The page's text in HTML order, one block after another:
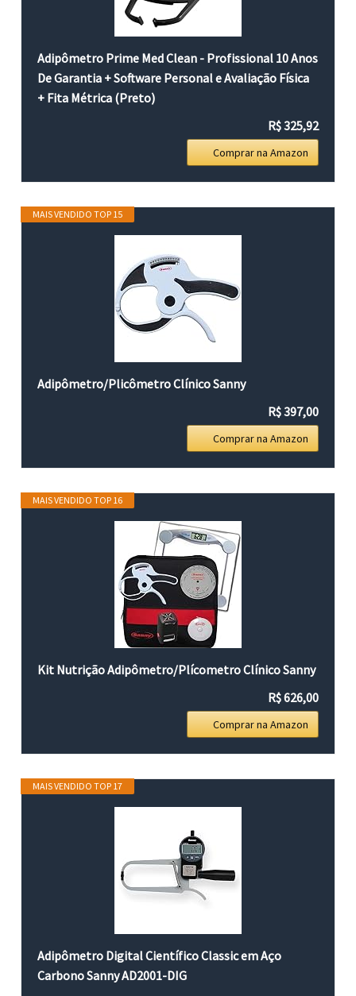
Adipômetro Prime Med Clean - Profissional 10 Anos
De Garantia + Software Personal e Avaliação Física
+ Fita Métrica (Preto)
R$ 325,92
Comprar na Amazon
MAIS VENDIDO TOP 15
Adipômetro/Plicômetro Clínico Sanny
R$ 397,00
Comprar na Amazon
MAIS VENDIDO TOP 16
Kit Nutrição Adipômetro/Plícometro Clínico Sanny
R$ 626,00
Comprar na Amazon
MAIS VENDIDO TOP 17
Adipômetro Digital Científico Classic em Aço
Carbono Sanny AD2001-DIG